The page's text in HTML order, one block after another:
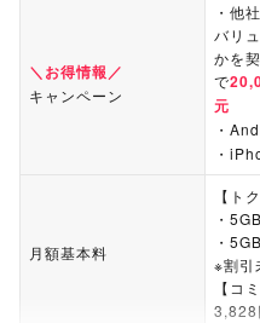
＼お得情報／
キャンペーン
・他
バリ
かを
で
元
・
・
月額基本料
【ト
・
・
※割引
【コ
3,828